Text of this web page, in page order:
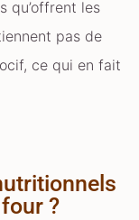
qu’offrent les
pas de
ce qui en fait
?